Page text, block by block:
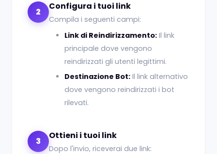
2
Configura i tuoi link
Compila i seguenti campi:
Link di Reindirizzamento: Il link
principale dove vengono
reindirizzati gli utenti legittimi.
Destinazione Bot: Il link alternativo
dove vengono reindirizzati i bot
rilevati.
3
Ottieni i tuoi link
Dopo l'invio, riceverai due link: